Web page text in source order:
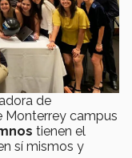
de
Monterrey campus
tienen el
sí mismos y